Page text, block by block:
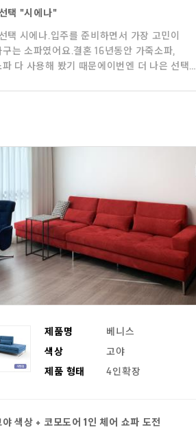
택 "시에나"
택 시에나.​입주를 준비하면서 가장 고민이
는 소파였어요.결혼 16년동안 가죽소파,
다 사용해 봤기 때문에이번엔 더 나은 선택을
제품명
베니스
색상
고야
제품 형태
4인확장
색상 + 코모도어 1인 체어 쇼파 도전